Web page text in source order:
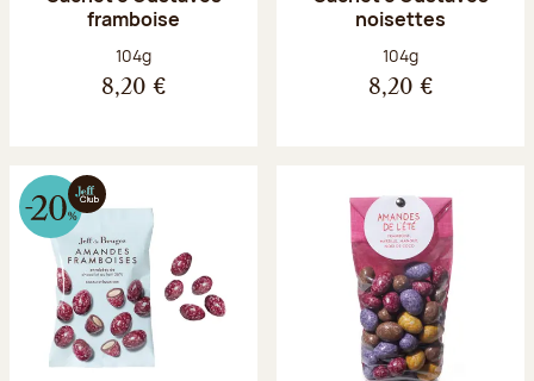
framboise
Poids net :
104g
8,20 €
noisettes
Poids net :
104g
8,20 €